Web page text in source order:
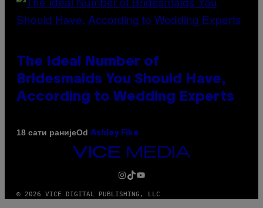
The Ideal Number of
Bridesmaids You Should Have,
According to Wedding Experts
18 сати ранијеOd Ashley Fike
VICE
MEDIA
INSTAGRAM
TIKTOK
YOUTUBE
© 2026 VICE DIGITAL PUBLISHING, LLC